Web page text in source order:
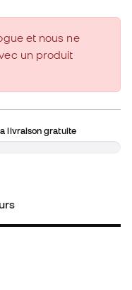
et nous ne
un produit
livraison gratuite